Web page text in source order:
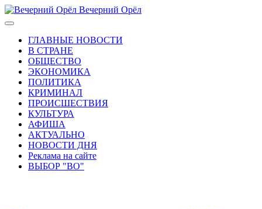
Вечерний Орёл
ГЛАВНЫЕ НОВОСТИ
В СТРАНЕ
ОБЩЕСТВО
ЭКОНОМИКА
ПОЛИТИКА
КРИМИНАЛ
ПРОИСШЕСТВИЯ
КУЛЬТУРА
АФИША
АКТУАЛЬНО
НОВОСТИ ДНЯ
Реклама на сайте
ВЫБОР "ВО"